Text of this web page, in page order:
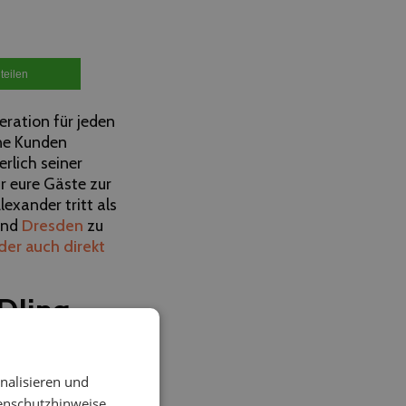
teilen
für jeden
Kunden
seiner
eure Gäste zur
tritt als
Dresden zu
auch direkt
und